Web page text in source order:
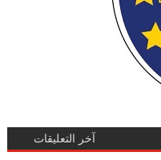
آخر التعليقات